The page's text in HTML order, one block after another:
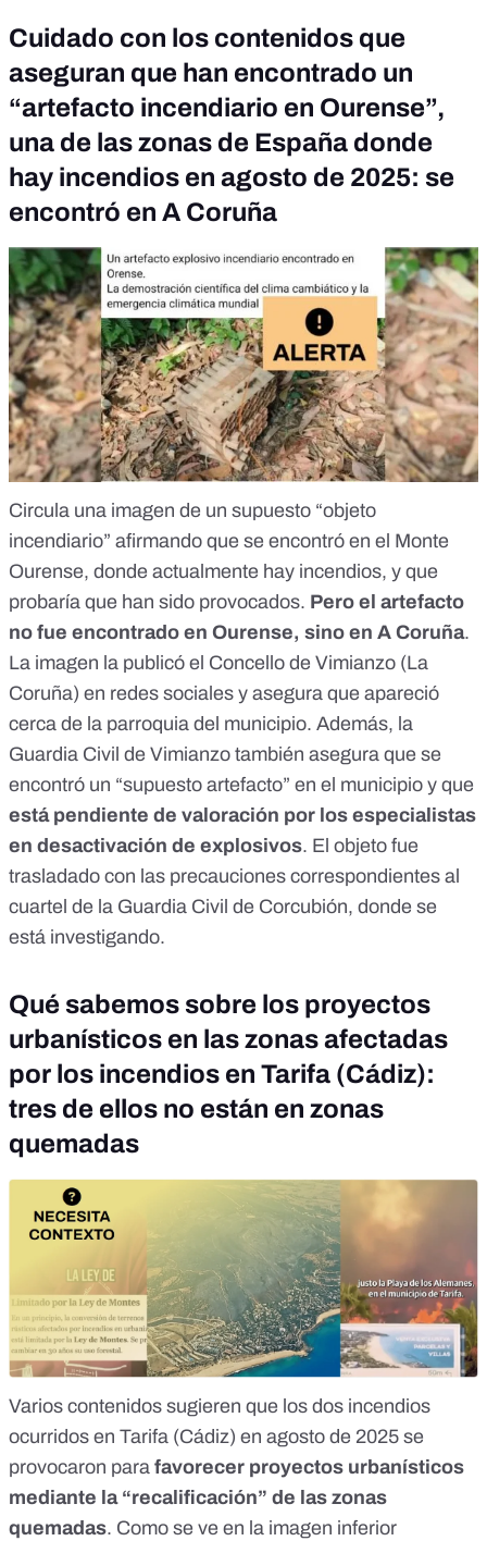
Cuidado con los contenidos que
aseguran que han encontrado un
“artefacto incendiario en Ourense”,
una de las zonas de España donde
hay incendios en agosto de 2025: se
encontró en A Coruña
Circula una imagen de un supuesto “objeto
incendiario” afirmando que se encontró en el Monte
Ourense, donde actualmente hay incendios, y que
probaría que han sido provocados. Pero el artefacto
no fue encontrado en Ourense, sino en A Coruña.
La imagen la publicó el Concello de Vimianzo (La
Coruña) en redes sociales y asegura que apareció
cerca de la parroquia del municipio. Además, la
Guardia Civil de Vimianzo también asegura que se
encontró un “supuesto artefacto” en el municipio y que
está pendiente de valoración por los especialistas
en desactivación de explosivos. El objeto fue
trasladado con las precauciones correspondientes al
cuartel de la Guardia Civil de Corcubión, donde se
está investigando.
Qué sabemos sobre los proyectos
urbanísticos en las zonas afectadas
por los incendios en Tarifa (Cádiz):
tres de ellos no están en zonas
quemadas
Varios contenidos sugieren que los dos incendios
ocurridos en Tarifa (Cádiz) en agosto de 2025 se
provocaron para favorecer proyectos urbanísticos
mediante la “recalificación” de las zonas
quemadas. Como se ve en la imagen inferior